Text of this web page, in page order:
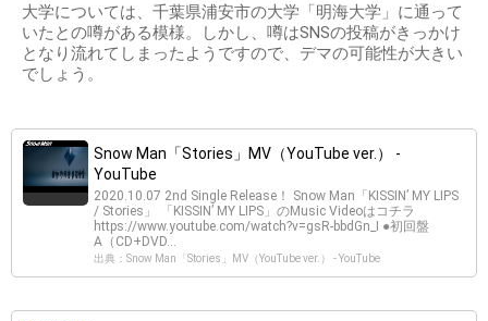
大学については、千葉県浦安市の大学「明海大学」に通って
いたとの噂がある模様。しかし、噂はSNSの投稿がきっかけ
となり流れてしまったようですので、デマの可能性が大きい
でしょう。
Snow Man「Stories」MV（YouTube ver.） -
YouTube
2020.10.07 2nd Single Release！ Snow Man「KISSIN’ MY LIPS
/ Stories」 「KISSIN’ MY LIPS」のMusic Videoはコチラ
https://www.youtube.com/watch?v=gsR-bbdGn_I ●初回盤
A（CD+DVD...
出典：Snow Man「Stories」MV（YouTube ver.） - YouTube